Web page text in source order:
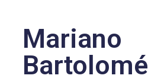
Mariano
Bartolomé